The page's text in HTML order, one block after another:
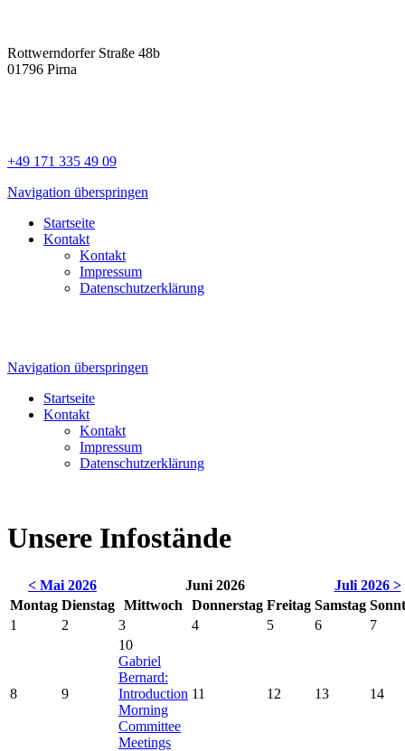
Rottwerndorfer Straße 48b
01796 Pirna
+49 171 335 49 09
Navigation überspringen
Startseite
Kontakt
Kontakt
Impressum
Datenschutzerklärung
Navigation überspringen
Startseite
Kontakt
Kontakt
Impressum
Datenschutzerklärung
Unsere Infostände
< Mai 2026 Juni 2026
Juli 2026 >
Montag Dienstag Mittwoch Donnerstag Freitag Samstag So
1
2 3 4 5 6 7
8 9
10
Gabriel
Bernard:
Introduction
Morning
Committee
Meetings
11 12 13 14